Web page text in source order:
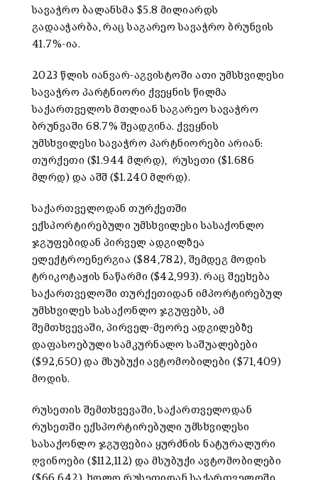
სავაჭრო ბალანსმა $5.8 მილიარდს
გადააჭარბა, რაც საგარეო სავაჭრო ბრუნვის
41.7%-ია.
2023 წლის იანვარ-აგვისტოში ათი უმსხვილესი
სავაჭრო პარტნიორი ქვეყნის წილმა
საქართველოს მთლიან საგარეო სავაჭრო
ბრუნვაში 68.7% შეადგინა. ქვეყნის
უმსხვილესი სავაჭრო პარტნიორები არიან:
თურქეთი ($1.944 მლრდ), რუსეთი ($1.686
მლრდ) და აშშ ($1.240 მლრდ).
საქართველოდან თურქეთში
ექსპორტირებული უმსხვილესი სასაქონლო
ჯგუფებიდან პირველ ადგილზეა
ელექტროენერგია ($84,782), შემდეგ მოდის
ტრიკოტაჟის ნაწარმი ($42,993). რაც შეეხება
საქართველოში თურქეთიდან იმპორტირებულ
უმსხვილეს სასაქონლო ჯგუფებს, ამ
შემთხვევაში, პირველ-მეორე ადგილებზე
დაფასოებული სამკურნალო საშუალებები
($92,650) და მსუბუქი ავტომობილები ($71,409)
მოდის.
რუსეთის შემთხვევაში, საქართველოდან
რუსეთში ექსპორტირებული უმსხვილესი
სასაქონლო ჯგუფებია ყურძნის ნატურალური
ღვინოები ($112,112) და მსუბუქი ავტომობილები